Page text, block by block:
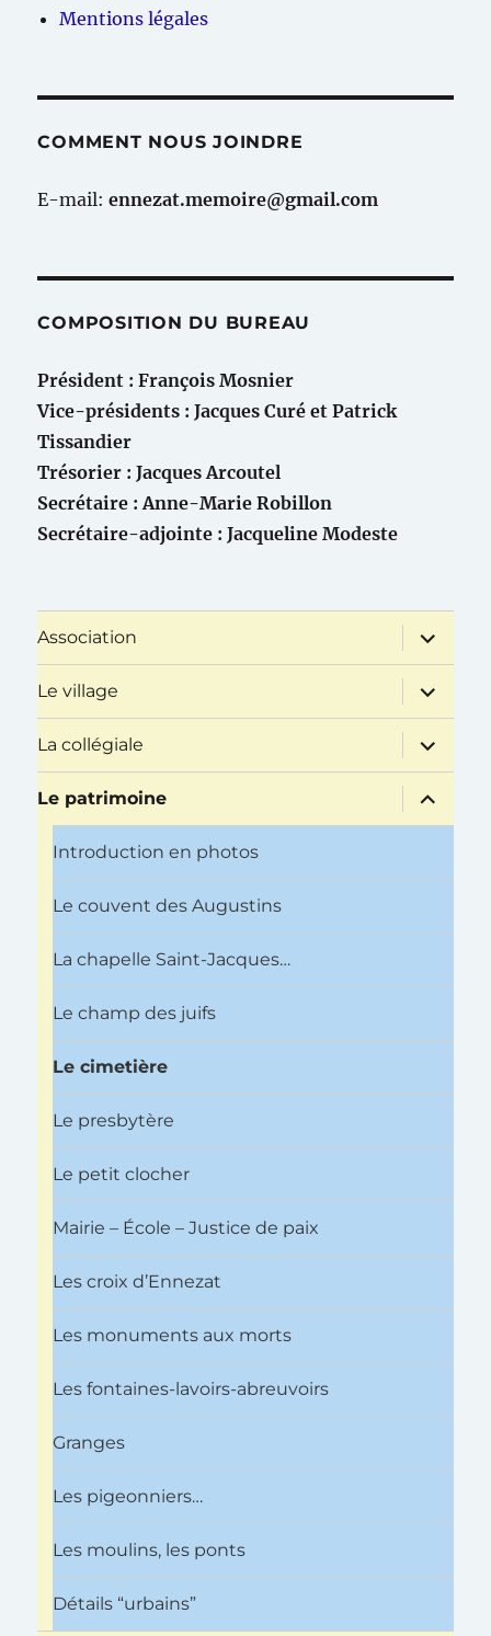
Mentions légales
COMMENT NOUS JOINDRE
E-mail:ennezat.memoire@gmail.com
COMPOSITION DU BUREAU
Président : François Mosnier
Vice-présidents : Jacques Curé et Patrick
Tissandier
Trésorier : Jacques Arcoutel
Secrétaire : Anne-Marie Robillon
Secrétaire-adjointe : Jacqueline Modeste
Association
ouvrir
le
sous-
menu
Le village
ouvrir
le
sous-
menu
La collégiale
ouvrir
le
sous-
menu
Le patrimoine
ouvrir
le
sous-
Introduction en photos
Le couvent des Augustins
La chapelle Saint-Jacques…
Le champ des juifs
Le cimetière
Le presbytère
Le petit clocher
Mairie – École – Justice de paix
Les croix d’Ennezat
Les monuments aux morts
Les fontaines-lavoirs-abreuvoirs
Granges
Les pigeonniers…
Les moulins, les ponts
Détails “urbains”